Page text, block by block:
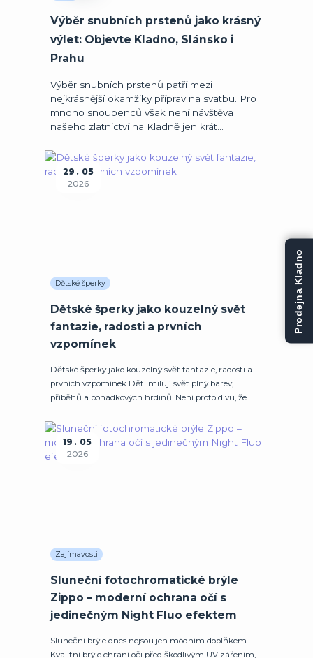
Výběr snubních prstenů jako krásný
výlet: Objevte Kladno, Slánsko i
Prahu
Výběr snubních prstenů patří mezi
nejkrásnější okamžiky příprav na svatbu. Pro
mnoho snoubenců však není návštěva
našeho zlatnictví na Kladně jen krát...
29
05
2026
Dětské šperky
Dětské šperky jako kouzelný svět
fantazie, radosti a prvních
vzpomínek
Dětské šperky jako kouzelný svět fantazie, radosti a
prvních vzpomínek Děti milují svět plný barev,
příběhů a pohádkových hrdinů. Není proto divu, že ...
19
05
2026
Zajímavosti
Sluneční fotochromatické brýle
Zippo – moderní ochrana očí s
jedinečným Night Fluo efektem
Sluneční brýle dnes nejsou jen módním doplňkem.
Kvalitní brýle chrání oči před škodlivým UV zářením,
Prodejna Kladno